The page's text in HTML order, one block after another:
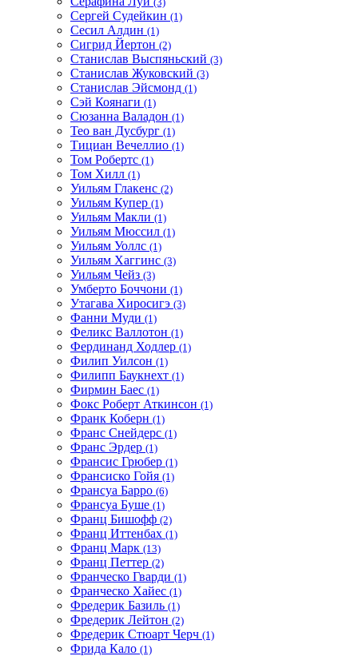
Сергей Судейкин (1)
Сесил Алдин (1)
Сигрид Йертон (2)
Станислав Выспяньский (3)
Станислав Жуковский (3)
Станислав Эйсмонд (1)
Сэй Коянаги (1)
Сюзанна Валадон (1)
Тео ван Дусбург (1)
Тициан Вечеллио (1)
Том Робертс (1)
Том Хилл (1)
Уильям Глакенс (2)
Уильям Купер (1)
Уильям Макли (1)
Уильям Мюссил (1)
Уильям Уоллс (1)
Уильям Хаггинс (3)
Уильям Чейз (3)
Умберто Боччони (1)
Утагава Хиросигэ (3)
Фанни Муди (1)
Феликс Валлотон (1)
Фердинанд Ходлер (1)
Филип Уилсон (1)
Филипп Баукнехт (1)
Фирмин Баес (1)
Фокс Роберт Аткинсон (1)
Франк Коберн (1)
Франс Снейдерс (1)
Франс Эрдер (1)
Франсис Грюбер (1)
Франсиско Гойя (1)
Франсуа Барро (6)
Франсуа Буше (1)
Франц Бишофф (2)
Франц Иттенбах (1)
Франц Марк (13)
Франц Петтер (2)
Франческо Гварди (1)
Франческо Хайес (1)
Фредерик Базиль (1)
Фредерик Лейтон (2)
Фредерик Стюарт Черч (1)
Фрида Кало (1)